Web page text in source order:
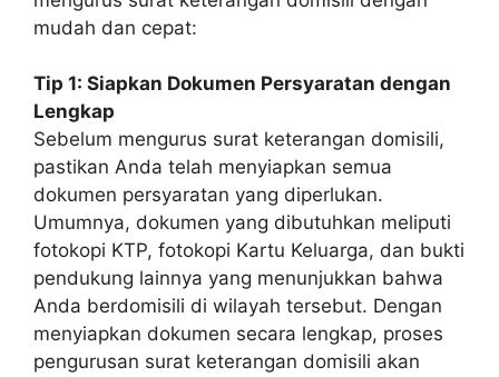
mudah dan cepat:
Tip 1: Siapkan Dokumen Persyaratan dengan
Lengkap
Sebelum mengurus surat keterangan domisili,
pastikan Anda telah menyiapkan semua
dokumen persyaratan yang diperlukan.
Umumnya, dokumen yang dibutuhkan meliputi
fotokopi KTP, fotokopi Kartu Keluarga, dan bukti
pendukung lainnya yang menunjukkan bahwa
Anda berdomisili di wilayah tersebut. Dengan
menyiapkan dokumen secara lengkap, proses
pengurusan surat keterangan domisili akan